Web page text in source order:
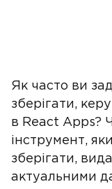
Як часто ви
зберігати,
в React Apps?
інструмент,
зберігати,
актуальними